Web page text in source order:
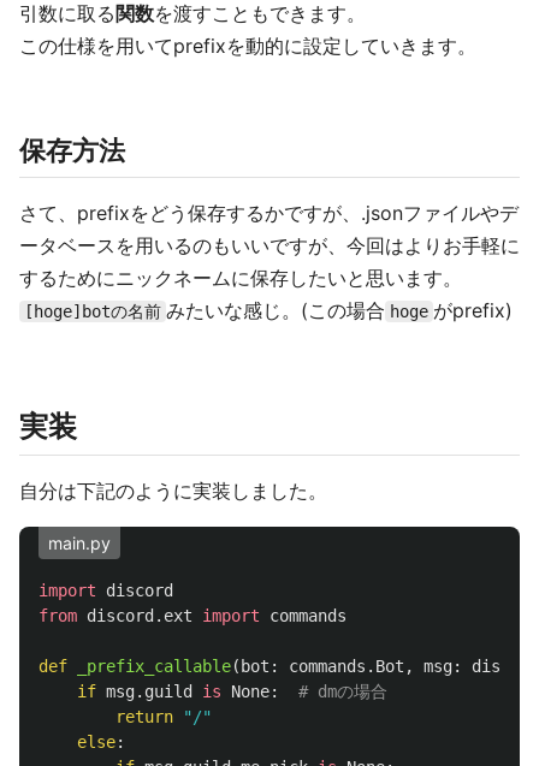
引数に取る 関数を渡すこともできます。
この仕様を用いてprefixを動的に設定していきます。
保存方法
さて、prefixをどう保存するかですが、.jsonファイルやデ
ータベースを用いるのもいいですが、今回はよりお手軽に
するためにニックネームに保存したいと思います。
[hoge]botの名前 みたいな感じ。(この場合 hoge がprefix)
実装
自分は下記のように実装しました。
main.py
import
discord
from discord.ext import commands
def _prefix_callable( bot : commands . Bot , msg:
discord
if msg. guild is None:
return
" /"
else: